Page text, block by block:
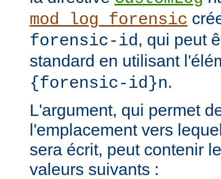
mod_log_forensic
forensic-id, qui peut
standard en utilisant
{forensic-id}n.
L'argument, qui permet
l'emplacement vers
sera écrit, peut contenir
valeurs suivants :